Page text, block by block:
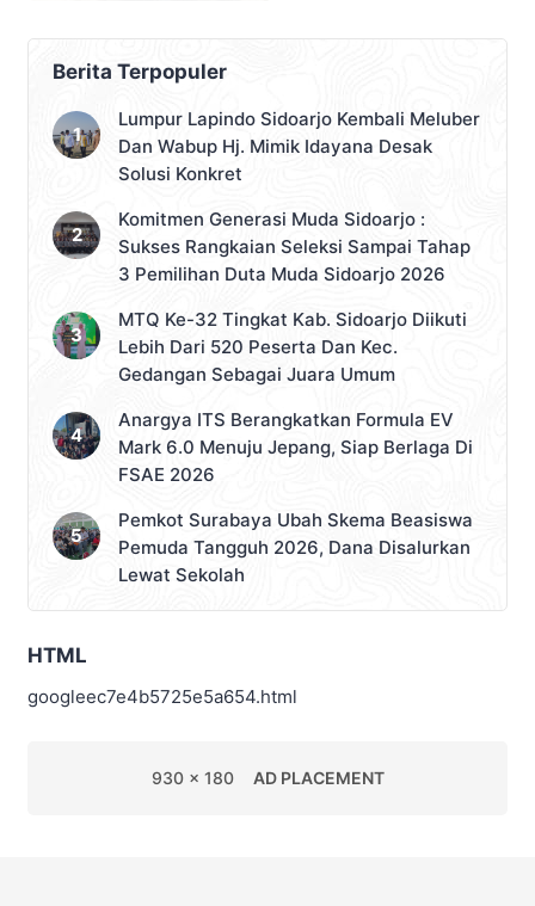
Berita Terpopuler
Lumpur Lapindo Sidoarjo Kembali Meluber
Dan Wabup Hj. Mimik Idayana Desak
Solusi Konkret
Komitmen Generasi Muda Sidoarjo :
Sukses Rangkaian Seleksi Sampai Tahap
3 Pemilihan Duta Muda Sidoarjo 2026
MTQ Ke-32 Tingkat Kab. Sidoarjo Diikuti
Lebih Dari 520 Peserta Dan Kec.
Gedangan Sebagai Juara Umum
Anargya ITS Berangkatkan Formula EV
Mark 6.0 Menuju Jepang, Siap Berlaga Di
FSAE 2026
Pemkot Surabaya Ubah Skema Beasiswa
Pemuda Tangguh 2026, Dana Disalurkan
Lewat Sekolah
HTML
googleec7e4b5725e5a654.html
930 x 180 AD PLACEMENT